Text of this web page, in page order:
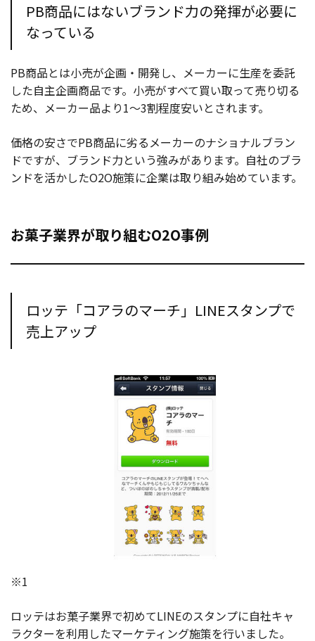
PB商品にはないブランド力の発揮が必要に
なっている
PB商品とは小売が企画・開発し、メーカーに生産を委託
した自主企画商品です。小売がすべて買い取って売り切る
ため、メーカー品より1～3割程度安いとされます。
価格の安さでPB商品に劣るメーカーのナショナルブラン
ドですが、ブランド力という強みがあります。自社のブラ
ンドを活かしたO2O施策に企業は取り組み始めています。
お菓子業界が取り組むO2O事例
ロッテ「コアラのマーチ」LINEスタンプで
売上アップ
※1
ロッテはお菓子業界で初めてLINEのスタンプに自社キャ
ラクターを利用したマーケティング施策を行いました。